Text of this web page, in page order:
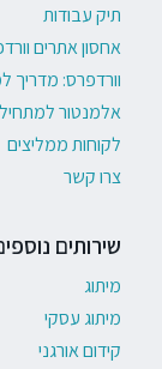
תיק עבודות
אחסון אתרים
וורדפרס: מדריך
אלמנטור
לקוחות ממליצים
צרו קשר
שירותים
מיתוג
מיתוג עסקי
קידום אורגני